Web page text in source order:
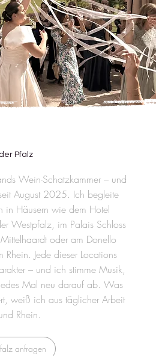
Pfalz
Wein-Schatzkammer – und
August 2025. Ich begleite
in Häusern wie dem Hotel
Westpfalz, im Palais Schloss
oder am Donello
Rhein. Jede dieser Locations
– und ich stimme Musik,
Mal neu darauf ab. Was
weiß ich aus täglicher Arbeit
Rhein.
anfragen